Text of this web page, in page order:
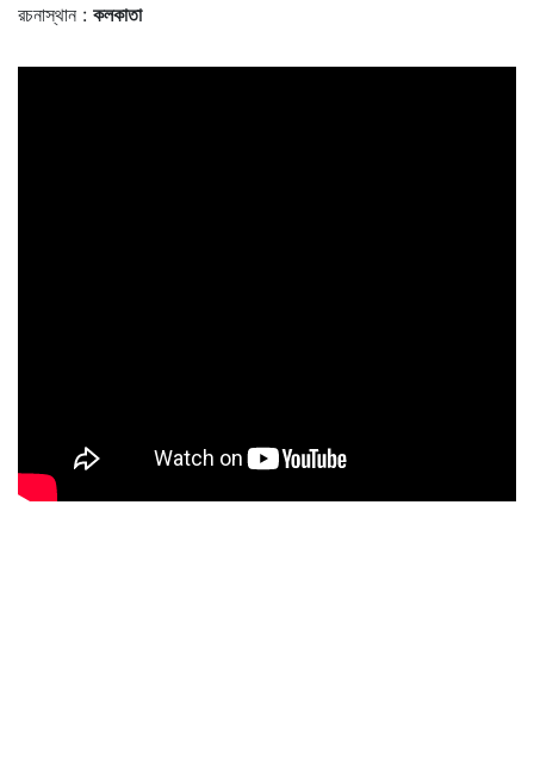
রচনাস্থান : কলকাতা